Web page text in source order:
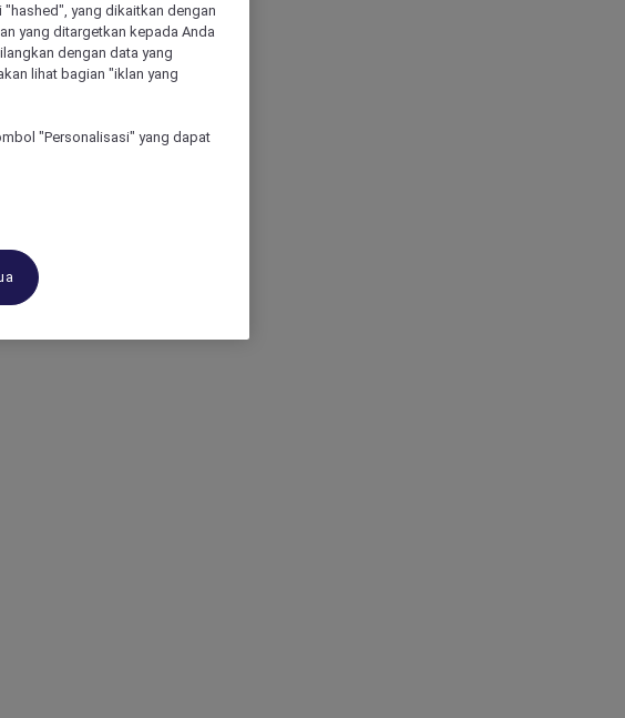
yang dikaitkan dengan
yang ditargetkan kepada Anda
dengan data yang
lihat bagian "iklan yang
"Personalisasi" yang dapat